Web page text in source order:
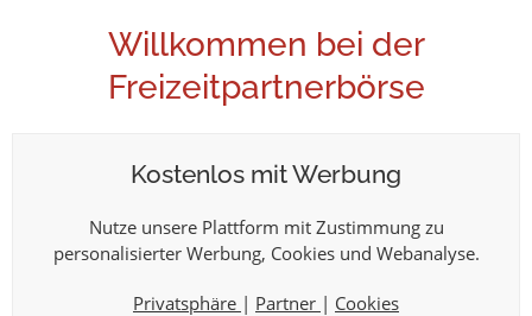
Willkommen bei der
Freizeitpartnerbörse
Kostenlos mit Werbung
Nutze unsere Plattform mit Zustimmung zu
personalisierter Werbung, Cookies und Webanalyse.
Privatsphäre | Partner | Cookies